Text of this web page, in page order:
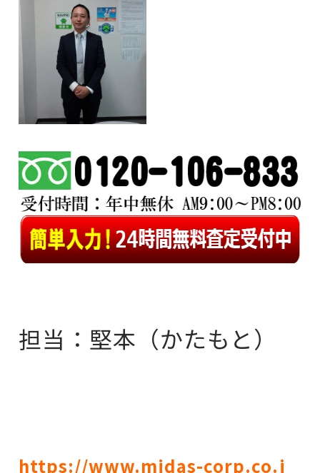
担当：堅本（かたもと）
https://www.midas-corp.co.j